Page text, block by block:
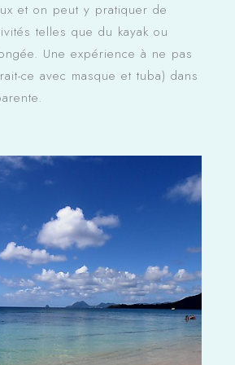
et on peut y pratiquer de
telles que du kayak ou
Une expérience à ne pas
ce avec masque et tuba) dans